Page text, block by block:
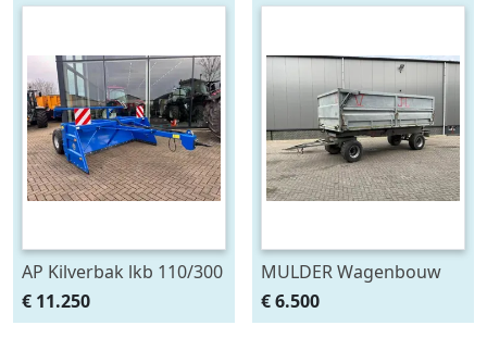
AP Kilverbak lkb 110/300
(bj 2025)
€ 11.250
MULDER Wagenbouw
Glas Constructie
Containerbak wag
€ 6.500